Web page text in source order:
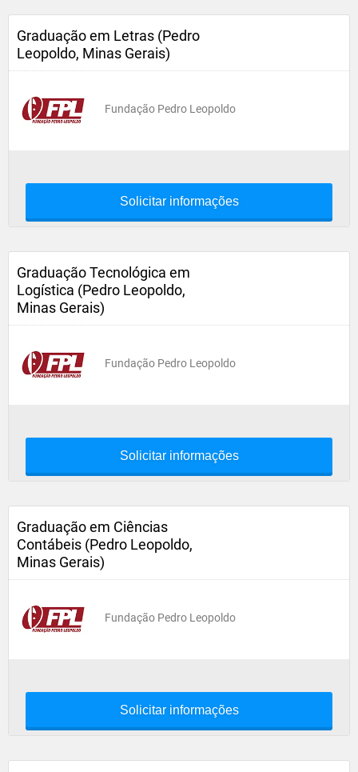
Graduação em Letras (Pedro
Leopoldo, Minas Gerais)
Fundação Pedro Leopoldo
Solicitar informações
Graduação Tecnológica em
Logística (Pedro Leopoldo,
Minas Gerais)
Fundação Pedro Leopoldo
Solicitar informações
Graduação em Ciências
Contábeis (Pedro Leopoldo,
Minas Gerais)
Fundação Pedro Leopoldo
Solicitar informações